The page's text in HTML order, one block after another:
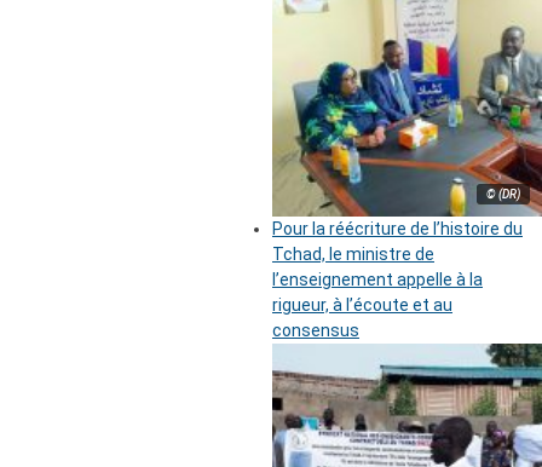
© (DR)
Pour la réécriture de l’histoire du
Tchad, le ministre de
l’enseignement appelle à la
rigueur, à l’écoute et au
consensus